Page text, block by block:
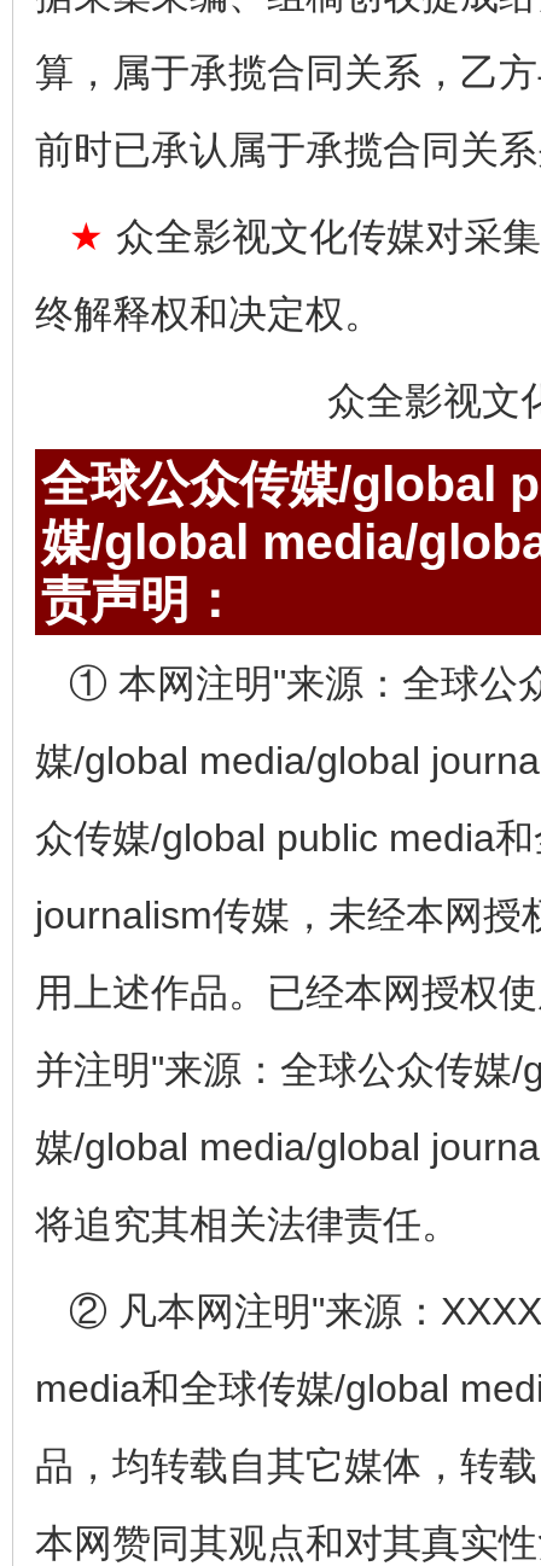
算，属于承揽合同关系，乙
前时已承认属于承揽合同关
★ 众全影视文化传媒对采
终解释权和决定权。
众全影视文
全球公众传媒/global
媒/global media/
责声明：
① 本网注明"来源：全球公
媒/global media/global
众传媒/global public media
journalism传媒，未经本网
用上述作品。已经本网授权
并注明"来源：全球公众传媒
媒/global media/global
将追究其相关法律责任。
② 凡本网注明"来源：
media和全球传媒/global
品，均转载自其它媒体，转
本网赞同其观点和对其真实